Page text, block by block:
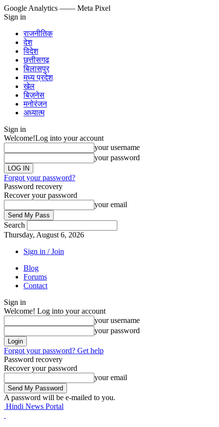
Google Analytics —— Meta Pixel
Sign in
राजनीतिक
देश
विदेश
छत्तीसगढ़
बिलासपुर
मध्य प्रदेश
खेल
बिज़नेस
मनोरंजन
अध्यात्म
Sign in
Welcome!Log into your account
your username
your password
Forgot your password?
Password recovery
Recover your password
your email
Search
Thursday, August 6, 2026
Sign in / Join
Blog
Forums
Contact
Sign in
Welcome! Log into your account
your username
your password
Forgot your password? Get help
Password recovery
Recover your password
your email
A password will be e-mailed to you.
Hindi News Portal